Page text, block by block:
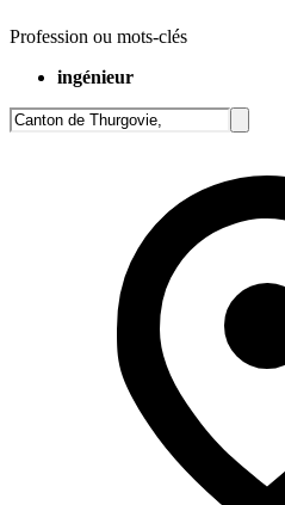
Profession ou mots-clés
ingénieur